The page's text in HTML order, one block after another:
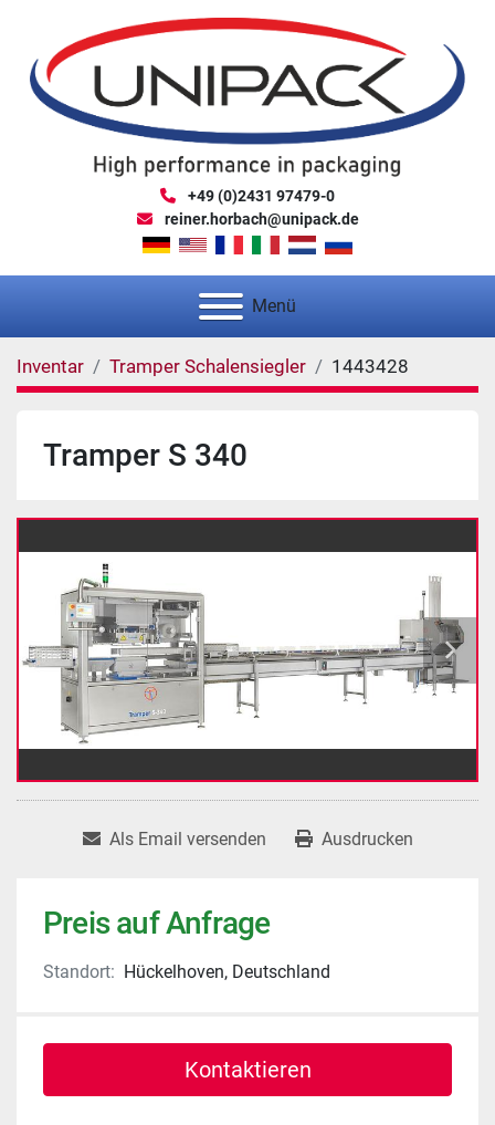
+49 (0)2431 97479-0
reiner.horbach@unipack.de
Menü
Inventar Tramper Schalensiegler 1443428
Tramper S 340
Als Email versenden Ausdrucken
Preis auf Anfrage
Standort: Hückelhoven, Deutschland
Kontaktieren